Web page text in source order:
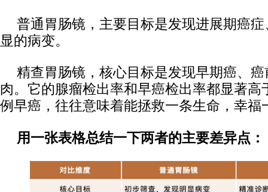
普通胃肠镜，主要目标是发现进展期癌
显的病变。
精查胃肠镜，核心目标是发现早期癌、
肉。它的腺瘤检出率和早癌检出率都显著高
例早癌，往往意味着能拯救一条生命，幸福
用一张表格总结一下两者的主要差异点：